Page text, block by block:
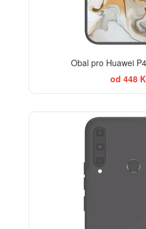
Obal pro Huawei
od 448